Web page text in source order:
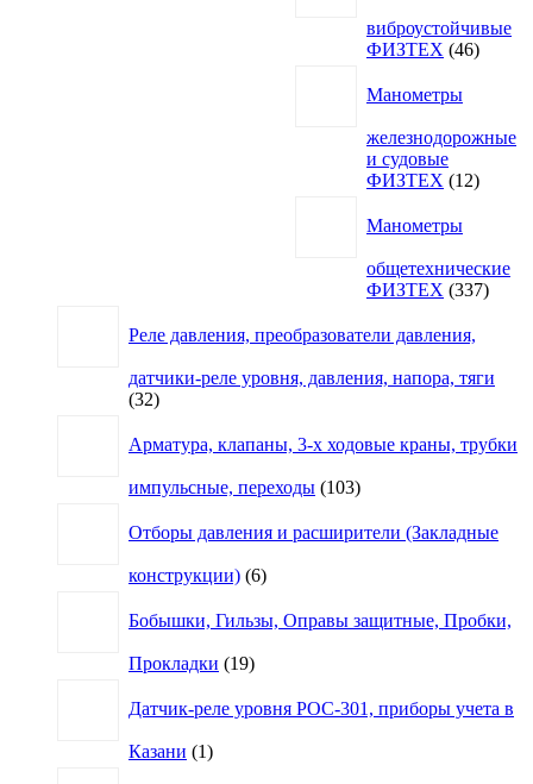
виброустойчивые
ФИЗТЕХ 4646
Манометры
железнодорожные
и судовые
ФИЗТЕХ
1212
Манометры
общетехнические
ФИЗТЕХ 337337
Реле давления, преобразователи давления,
датчики-реле уровня, давления, напора, тяги
3232
Арматура, клапаны, 3-х ходовые краны, трубки
импульсные, переходы 103103
Отборы давления и расширители (Закладные
конструкции) 66
Бобышки, Гильзы, Оправы защитные, Пробки,
Прокладки 1919
Датчик-реле уровня РОС-301, приборы учета в
Казани 11